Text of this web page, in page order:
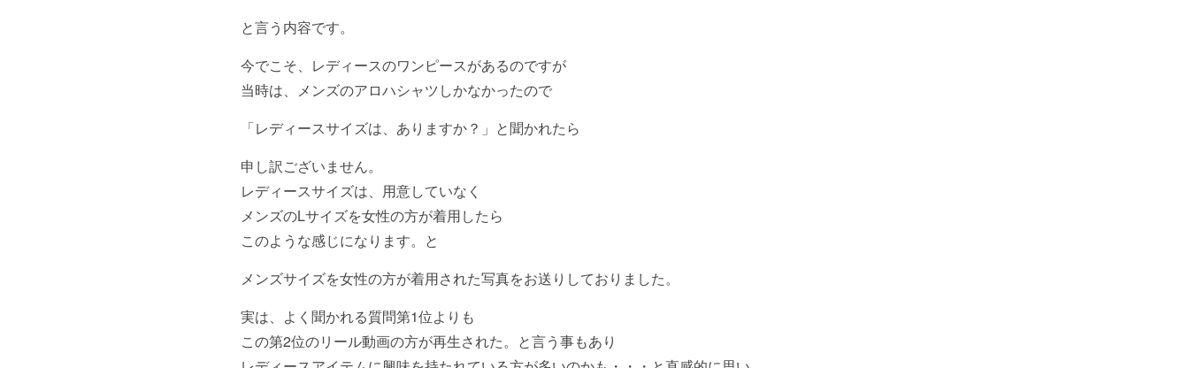
と言う内容です。
今でこそ、レディースのワンピースがあるのですが
当時は、メンズのアロハシャツしかなかったので
「レディースサイズは、ありますか？」と聞かれたら
申し訳ございません。
レディースサイズは、用意していなく
メンズのLサイズを女性の方が着用したら
このような感じになります。と
メンズサイズを女性の方が着用された写真をお送りしておりました。
実は、よく聞かれる質問第1位よりも
この第2位のリール動画の方が再生された。と言う事もあり